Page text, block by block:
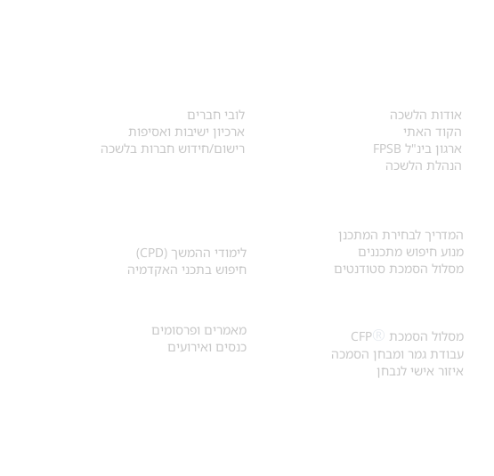
​אודות הלשכה
הקוד האתי
ארגון בינ"ל FPSB
הנהלת הלשכה
המדריך לבחירת המתכנן
מנוע חיפוש מתכננים
מסלול הסמכת סטודנטים
לובי חברים
ארכיון ישיבות ואסיפות
רישום/חידוש חברות בלשכה
לימודי ההמשך (CPD)
חיפוש בתכני האקדמיה
מסלול הסמכת ®
CFP
עבודת גמר ומבחן הסמכה
איזור אישי לנבחן
מאמרים ופרסומים
כנסים ואירועים